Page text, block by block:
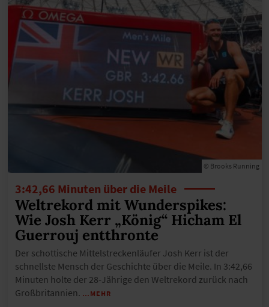
© Brooks Running
3:42,66 Minuten über die Meile
Weltrekord mit Wunderspikes:
Wie Josh Kerr „König“ Hicham El
Guerrouj entthronte
Der schottische Mittelstreckenläufer Josh Kerr ist der
schnellste Mensch der Geschichte über die Meile. In 3:42,66
Minuten holte der 28-Jährige den Weltrekord zurück nach
Großbritannien. …MEHR